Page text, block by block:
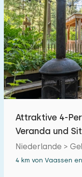
Attraktive 4-
Veranda und
Natur.
Niederlande >
4 km von Vaassen